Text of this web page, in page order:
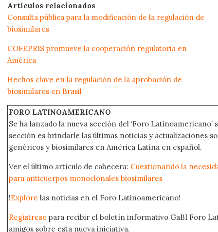
Artículos relacionados
Consulta pública para la modificación de la regulación de
biosimilares
COFEPRIS promueve la cooperación regulatoria en
América
Hechos clave en la regulación de la aprobación de
biosimilares en Brasil
FORO LATINOAMERICANO
Se ha lanzado la nueva sección del ‘Foro
sección es brindarle las últimas noticias y actualizaciones
genéricos y biosimilares en América Latina en español.
Ver el último artículo de cabecera: Cuestionando la
para anticuerpos monoclonales biosimilares
!Explore las noticias en el Foro Latinoamericano!
Regístrese para recibir el boletín informativo GaBI Foro
amigos sobre esta nueva iniciativa.